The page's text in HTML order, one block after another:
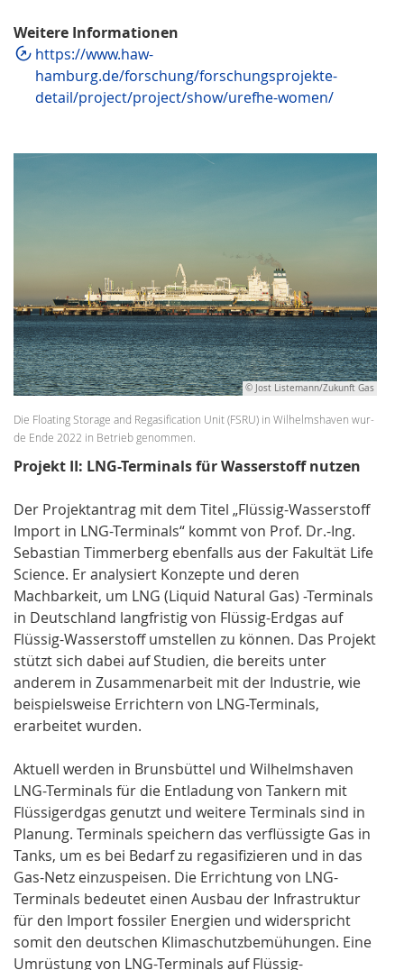
Weitere Informationen
https://www.haw-
hamburg.de/forschung/forschungsprojekte-
detail/project/project/show/urefhe-women/
© Jost Listemann/Zukunft Gas
Die Floating Storage and Regasification Unit (FSRU) in Wil­helms­ha­ven wur­
de En­de 2022 in Be­trieb ge­nom­men.
Projekt II: LNG-Terminals für Wasserstoff nutzen
Der Projektantrag mit dem Titel „Flüssig-Wasserstoff
Import in LNG-Terminals“ kommt von Prof. Dr.-Ing.
Sebastian Timmerberg ebenfalls aus der Fakultät Life
Science. Er analysiert Konzepte und deren
Machbarkeit, um LNG (Liquid Natural Gas) -Terminals
in Deutschland langfristig von Flüssig-Erdgas auf
Flüssig-Wasserstoff umstellen zu können. Das Projekt
stützt sich dabei auf Studien, die bereits unter
anderem in Zusammenarbeit mit der Industrie, wie
beispielsweise Errichtern von LNG-Terminals,
erarbeitet wurden.
Aktuell werden in Brunsbüttel und Wilhelmshaven
LNG-Terminals für die Entladung von Tankern mit
Flüssigerdgas genutzt und weitere Terminals sind in
Planung. Terminals speichern das verflüssigte Gas in
Tanks, um es bei Bedarf zu regasifizieren und in das
Gas-Netz einzuspeisen. Die Errichtung von LNG-
Terminals bedeutet einen Ausbau der Infrastruktur
für den Import fossiler Energien und widerspricht
somit den deutschen Klimaschutzbemühungen. Eine
Umrüstung von LNG-Terminals auf Flüssig-